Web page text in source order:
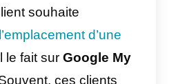
aujourd’hui. Ils
rapidement et peut-être
est à la mode